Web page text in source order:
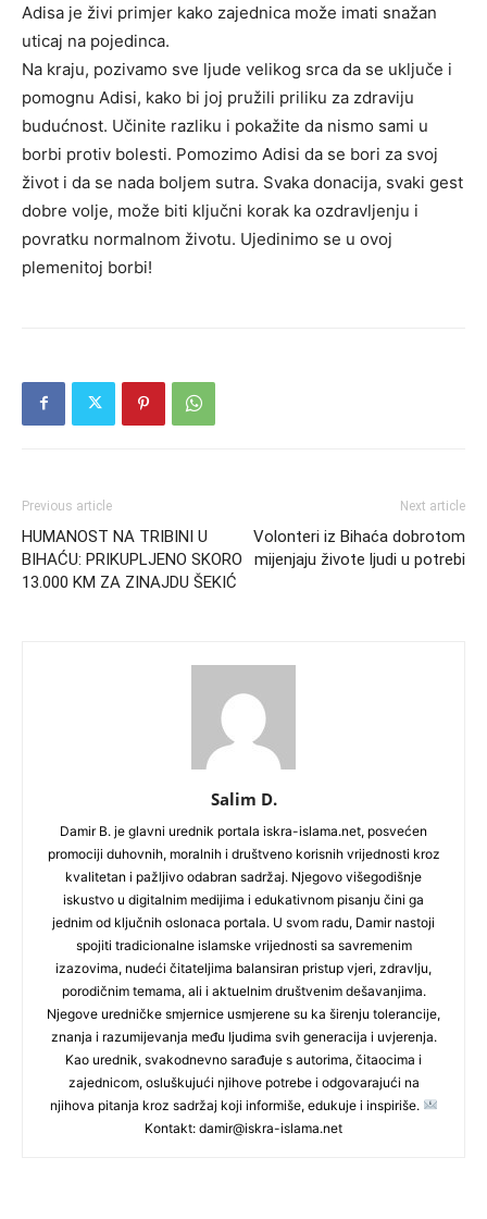
Adisa je živi primjer kako zajednica može imati snažan
uticaj na pojedinca.
Na kraju, pozivamo sve ljude velikog srca da se uključe i
pomognu Adisi, kako bi joj pružili priliku za zdraviju
budućnost. Učinite razliku i pokažite da nismo sami u
borbi protiv bolesti. Pomozimo Adisi da se bori za svoj
život i da se nada boljem sutra. Svaka donacija, svaki gest
dobre volje, može biti ključni korak ka ozdravljenju i
povratku normalnom životu. Ujedinimo se u ovoj
plemenitoj borbi!
Previous article
HUMANOST NA TRIBINI U
BIHAĆU: PRIKUPLJENO SKORO
13.000 KM ZA ZINAJDU ŠEKIĆ
Next article
Volonteri iz Bihaća dobrotom
mijenjaju živote ljudi u potrebi
Salim D.
Damir B. je glavni urednik portala iskra-islama.net, posvećen
promociji duhovnih, moralnih i društveno korisnih vrijednosti kroz
kvalitetan i pažljivo odabran sadržaj. Njegovo višegodišnje
iskustvo u digitalnim medijima i edukativnom pisanju čini ga
jednim od ključnih oslonaca portala. U svom radu, Damir nastoji
spojiti tradicionalne islamske vrijednosti sa savremenim
izazovima, nudeći čitateljima balansiran pristup vjeri, zdravlju,
porodičnim temama, ali i aktuelnim društvenim dešavanjima.
Njegove uredničke smjernice usmjerene su ka širenju tolerancije,
znanja i razumijevanja među ljudima svih generacija i uvjerenja.
Kao urednik, svakodnevno sarađuje s autorima, čitaocima i
zajednicom, osluškujući njihove potrebe i odgovarajući na
njihova pitanja kroz sadržaj koji informiše, edukuje i inspiriše.
Kontakt: damir@iskra-islama.net